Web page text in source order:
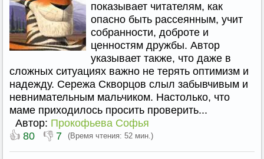
показывает читателям, как
опасно быть рассеянным, учит
собранности, доброте и
ценностям дружбы. Автор
указывает также, что даже в
сложных ситуациях важно не терять оптимизм и
надежду. Сережа Скворцов слыл забывчивым и
невнимательным мальчиком. Настолько, что
маме приходилось просить проверить...
Автор: Прокофьева Софья
👍 80 👎 7 (Время чтения: 52 мин.)